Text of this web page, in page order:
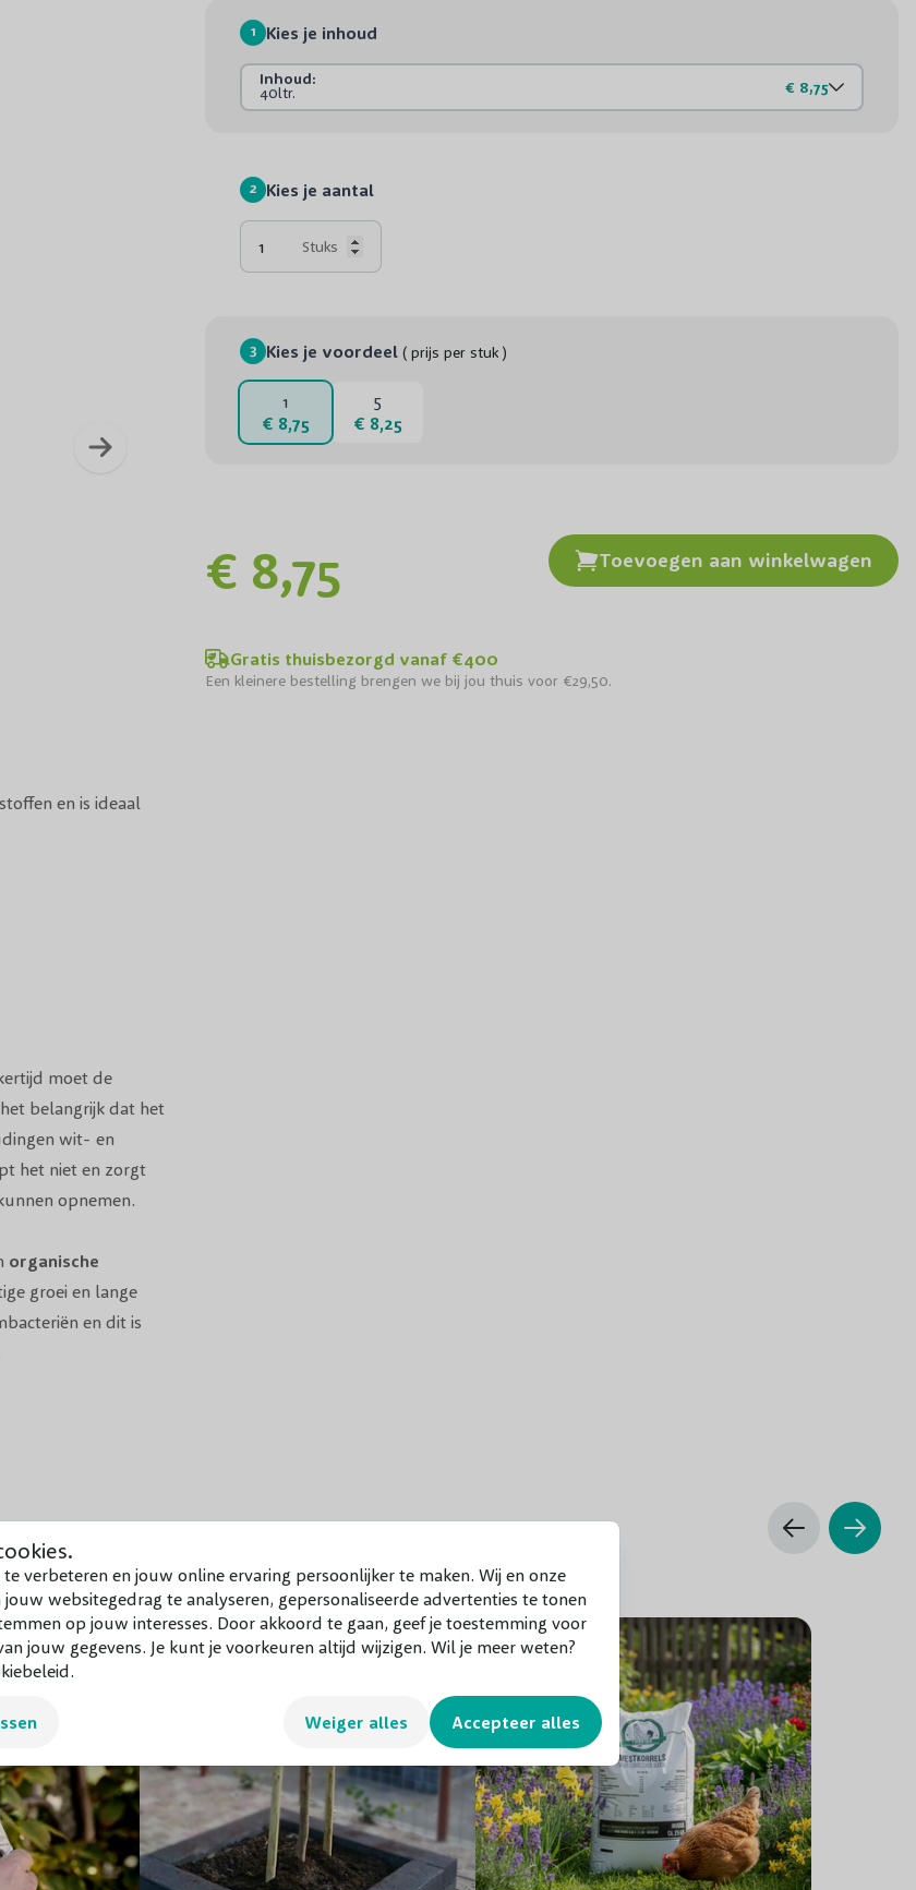
verbeteren en jouw online ervaring persoonlijker te maken. Wij en onze
websitegedrag te analyseren, gepersonaliseerde advertenties te tonen
op jouw interesses. Door akkoord te gaan, geef je toestemming voor
jouw gegevens. Je kunt je voorkeuren altijd wijzigen. Wil je meer weten?
Weiger alles Accepteer alles
1 Kies je inhoud
Inhoud:
40ltr. € 8,75
2 Kies je aantal
Stuks
3 Kies je voordeel ( prijs per stuk )
5
€ 8,25
1
€ 8,75
€ 8,75 Toevoegen aan winkelwagen
Gratis thuisbezorgd vanaf €400
Een kleinere bestelling brengen we bij jou thuis voor €29,50.
en is ideaal
moet de
belangrijk dat het
wit- en
het niet en zorgt
opnemen.
organische
groei en lange
en dit is